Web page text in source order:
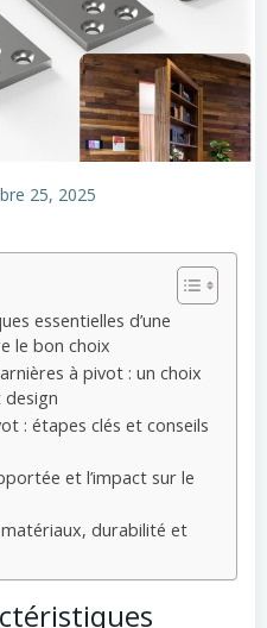
25, 2025
essentielles d’une
le bon choix
à pivot : un choix
design
: étapes clés et conseils
et l’impact sur le
durabilité et